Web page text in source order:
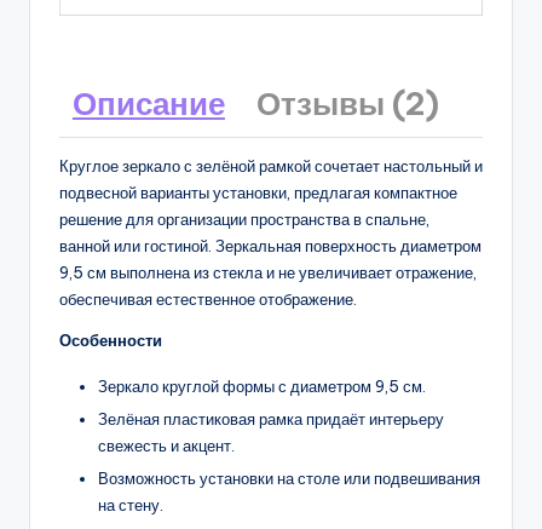
Описание Отзывы (2)
Круглое зеркало с зелёной рамкой сочетает настольный и
подвесной варианты установки, предлагая компактное
решение для организации пространства в спальне,
ванной или гостиной. Зеркальная поверхность диаметром
9,5 см выполнена из стекла и не увеличивает отражение,
обеспечивая естественное отображение.
Особенности
Зеркало круглой формы с диаметром 9,5 см.
Зелёная пластиковая рамка придаёт интерьеру
свежесть и акцент.
Возможность установки на столе или подвешивания
на стену.